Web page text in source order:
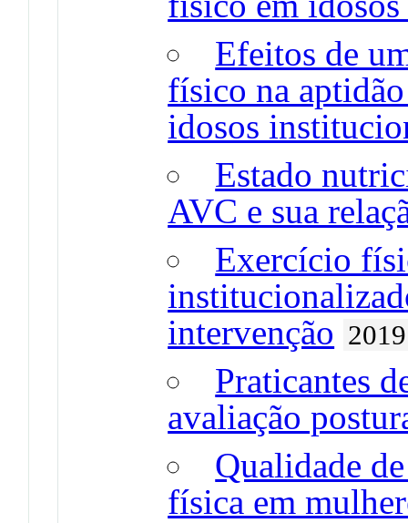
Efeitos de
físico na
idosos
Estado
AVC e sua
Exercício
intervenção 2019
Praticantes
avaliação
Qualidade
física em